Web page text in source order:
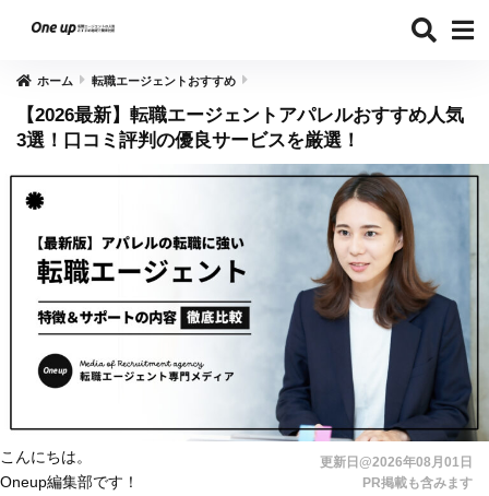
ホーム 転職エージェントおすすめ
【2026最新】転職エージェントアパレルおすすめ人気
3選！口コミ評判の優良サービスを厳選！
更新日@2026年08月01日
PR掲載も含みます
こんにちは。
Oneup編集部です！